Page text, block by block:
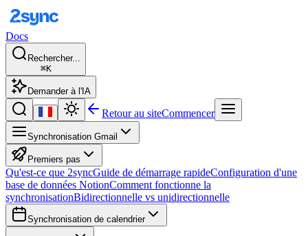
Docs
Rechercher...
⌘K
Demander à l'IA
Retour au siteCommencer
Synchronisation Gmail
Premiers pas
Qu'est-ce que 2syncGuide de démarrage rapideConfiguration d'une
base de données NotionComment fonctionne la
synchronisationBidirectionnelle vs unidirectionnelle
Synchronisation de calendrier